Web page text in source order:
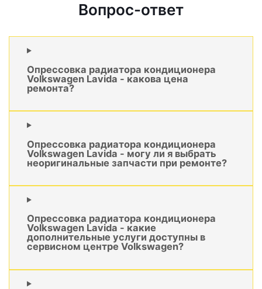
Вопрос-ответ
Опрессовка радиатора кондиционера
Volkswagen Lavida - какова цена
ремонта?
Опрессовка радиатора кондиционера
Volkswagen Lavida - могу ли я выбрать
неоригинальные запчасти при ремонте?
Опрессовка радиатора кондиционера
Volkswagen Lavida - какие
дополнительные услуги доступны в
сервисном центре Volkswagen?